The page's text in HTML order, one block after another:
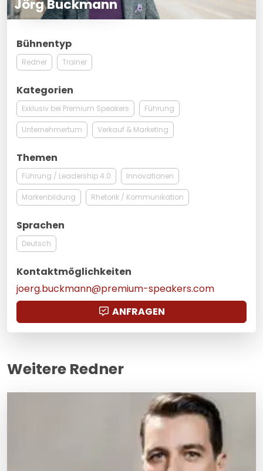
Jörg Buckmann
Bühnentyp
Redner Trainer
Kategorien
Exklusiv bei Premium Speakers Führung
Unternehmertum Verkauf & Marketing
Themen
Führung / Leadership 4.0 Innovationen
Markenbildung Rhetorik / Kommunikation
Sprachen
Deutsch
Kontaktmöglichkeiten
joerg.buckmann@premium-speakers.com
ANFRAGEN
Weitere Redner